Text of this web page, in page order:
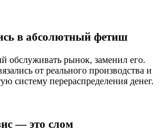
в абсолютный фетиш
обслуживать рынок, заменил его.
от реального производства и
систему перераспределения денег.
— это слом